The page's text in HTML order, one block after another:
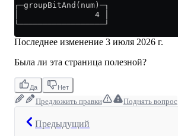
┌─groupBitAnd(num)─┐
│                4 │
└──────────────────┘
Последнее изменение 3 июля 2026 г.
Была ли эта страница полезной?
Да Нет
Предложить правки Поднять вопрос
Предыдущий